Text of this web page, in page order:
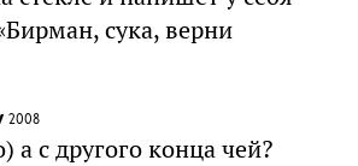
сука, верни
2008
а с другого конца чей?